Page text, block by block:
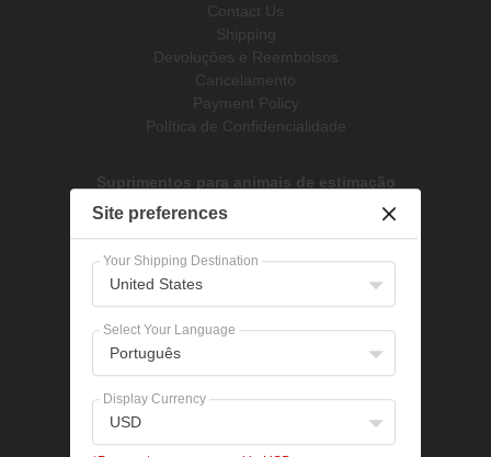
Contact Us
Shipping
Devoluções e Reembolsos
Cancelamento
Payment Policy
Política de Confidencialidade
Suprimentos para animais de estimação
Tratamentos para cães
Categorias populares
Bravecto
NexGard
Seresto
Heartgard
Tratamentos de pulgas
Site preferences
Your Shipping Destination
United States
Select Your Language
Português
Display Currency
USD